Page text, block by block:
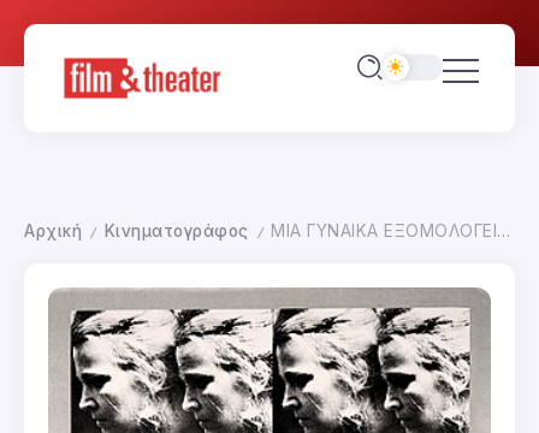
Αρχική / Κινηματογράφος / ΜΙΑ ΓΥΝΑΙΚΑ ΕΞΟΜΟΛΟΓΕΙΤΑΙ